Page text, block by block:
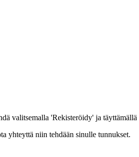
valitsemalla 'Rekisteröidy' ja
yhteyttä niin tehdään sinulle tunnukset.